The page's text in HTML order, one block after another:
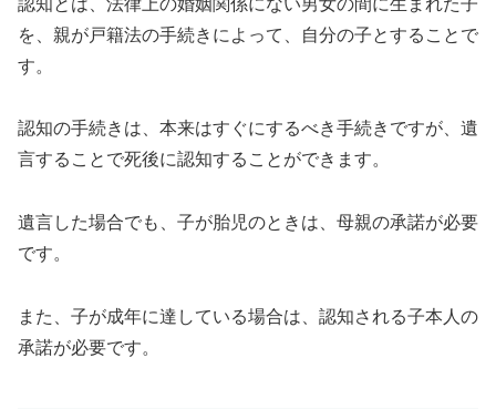
を、親が戸籍法の手続きによって、自分の子とすることで
す。
認知の手続きは、本来はすぐにするべき手続きですが、遺
言することで死後に認知することができます。
遺言した場合でも、子が胎児のときは、母親の承諾が必要
です。
また、子が成年に達している場合は、認知される子本人の
承諾が必要です。